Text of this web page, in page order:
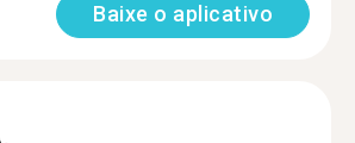
Baixe o aplicativo